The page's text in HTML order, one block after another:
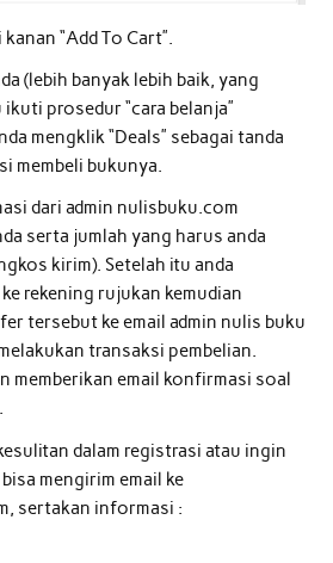
“Add To Cart”.
(lebih banyak lebih baik, yang
ikuti prosedur “cara belanja”
mengklik “Deals” sebagai tanda
membeli bukunya.
dari admin nulisbuku.com
serta jumlah yang harus anda
kirim). Setelah itu anda
rekening rujukan kemudian
tersebut ke email admin nulis buku
transaksi pembelian.
memberikan email konfirmasi soal
dalam registrasi atau ingin
mengirim email ke
sertakan informasi :